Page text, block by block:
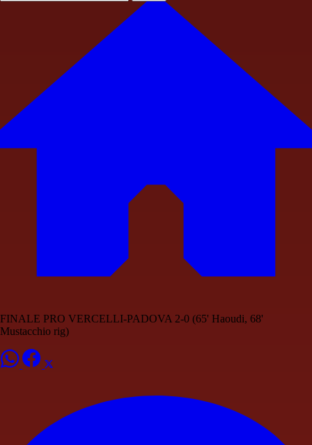
FINALE PRO VERCELLI-PADOVA 2-0 (65' Haoudi, 68'
Mustacchio rig)